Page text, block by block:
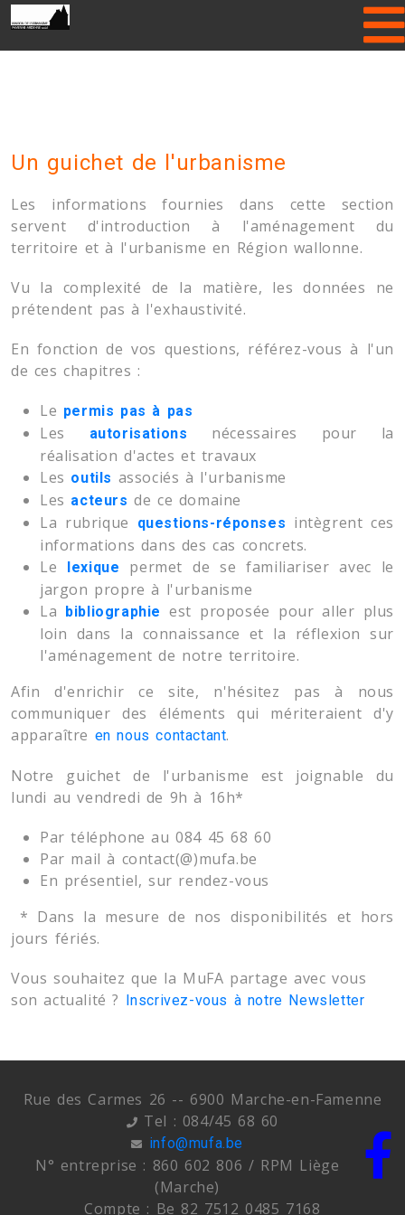
Please enter Gallery folder name or
Un guichet de l'urbanisme
Les informations fournies dans cette section
servent d'introduction à l'aménagement du
territoire et à l'urbanisme en Région wallonne.
Vu la complexité de la matière, les données ne
prétendent pas à l'exhaustivité.
En fonction de vos questions, référez-vous à l'un
de ces chapitres :
Le permis pas à pas
Les autorisations
nécessaires pour la
réalisation d'actes et travaux
Les outils associés à l'urbanisme
Les acteurs de ce domaine
La rubrique
questions-réponses intègrent ces
informations dans des cas concrets.
Le
lexique
permet de se familiariser avec le
jargon propre à l'urbanisme
La bibliographie est proposée pour aller plus
loin dans la connaissance et la réflexion sur
l'aménagement de notre territoire.
Afin d'enrichir ce site, n'hésitez pas à nous
communiquer des éléments qui mériteraient d'y
apparaître en nous contactant.
Notre guichet de l'urbanisme est joignable du
lundi au vendredi de 9h à 16h*
Par téléphone au 084 45 68 60
Par mail à contact(@)mufa.be
En présentiel, sur rendez-vous
* Dans la mesure de nos disponibilités et hors
jours fériés.
Vous souhaitez que la MuFA partage avec vous
son actualité ? Inscrivez-vous à notre Newsletter
Rue des Carmes 26 -- 6900 Marche-en-Famenne
Tel : 084/45 68 60
info@mufa.be
N° entreprise : 860 602 806 / RPM Liège
(Marche)
Compte : Be 82 7512 0485 7168